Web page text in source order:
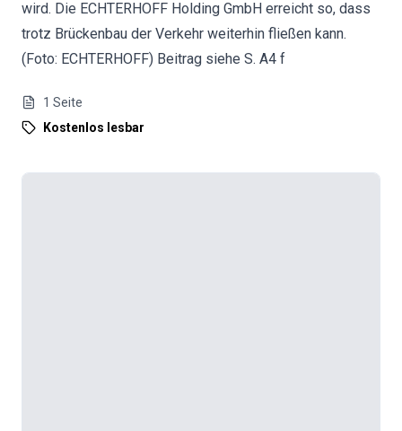
wird. Die ECHTERHOFF Holding GmbH erreicht so, dass
trotz Brückenbau der Verkehr weiterhin fließen kann.
(Foto: ECHTERHOFF) Beitrag siehe S. A4 f
1 Seite
Kostenlos lesbar